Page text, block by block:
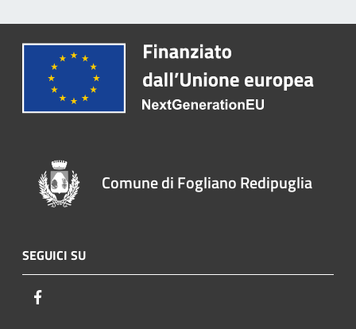
Comune di Fogliano Redipuglia
SEGUICI SU